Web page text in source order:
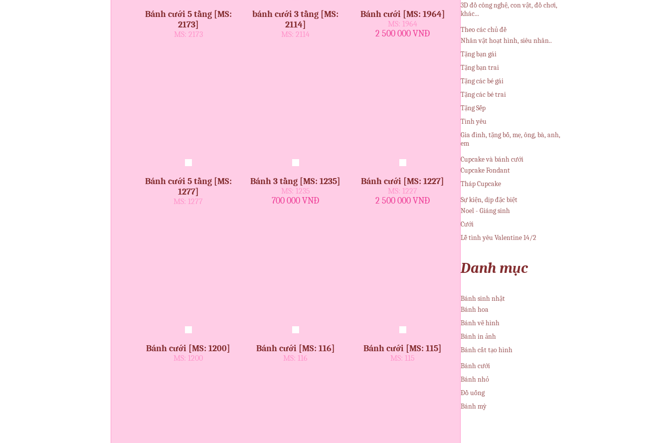
Bánh cưới 5 tầng [MS:
2173]
MS: 2173
bánh cưới 3 tầng [MS:
2114]
MS: 2114
Bánh cưới [MS: 1964]
MS: 1964
2 500 000 VNĐ
Bánh cưới 5 tầng [MS:
1277]
MS: 1277
Bánh 3 tầng [MS: 1235]
MS: 1235
700 000 VNĐ
Bánh cưới [MS: 1227]
MS: 1227
2 500 000 VNĐ
Bánh cưới [MS: 1200]
MS: 1200
Bánh cưới [MS: 116]
MS: 116
Bánh cưới [MS: 115]
MS: 115
3D đồ công nghệ, con vật, đồ chơi,
khác...
Theo các chủ đề
Nhân vật hoạt hình, siêu nhân..
Tặng bạn gái
Tặng bạn trai
Tặng các bé gái
Tặng các bé trai
Tặng Sếp
Tình yêu
Gia đình, tặng bố, mẹ, ông, bà, anh,
em
Cupcake và bánh cưới
Cupcake Fondant
Tháp Cupcake
Sự kiện, dịp đặc biệt
Noel - Giáng sinh
Cưới
Lễ tình yêu Valentine 14/2
Danh mục
Bánh sinh nhật
Bánh hoa
Bánh vẽ hình
Bánh in ảnh
Bánh cắt tạo hình
Bánh cưới
Bánh nhỏ
Đồ uống
Bánh mỳ